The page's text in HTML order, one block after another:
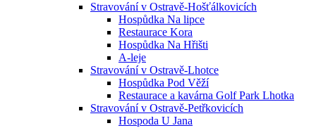
Stravování v Ostravě-Hošťálkovicích
Hospůdka Na lipce
Restaurace Kora
Hospůdka Na Hřišti
A-leje
Stravování v Ostravě-Lhotce
Hospůdka Pod Věží
Restaurace a kavárna Golf Park Lhotka
Stravování v Ostravě-Petřkovicích
Hospoda U Jana